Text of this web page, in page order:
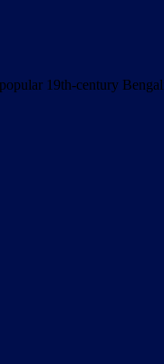
19th-century